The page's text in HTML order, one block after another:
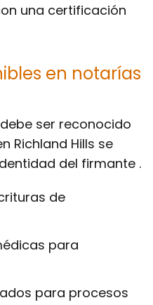
una certificación
en notarías
ser reconocido
Richland Hills se
del firmante .
de
para
para procesos